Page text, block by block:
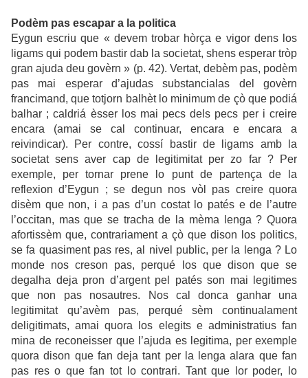
Podèm pas escapar a la politica
Eygun escriu que « devem trobar hòrça e vigor dens los
ligams qui podem bastir dab la societat, shens esperar tròp
gran ajuda deu govèrn » (p. 42). Vertat, debèm pas, podèm
pas mai esperar d’ajudas substancialas del govèrn
francimand, que totjorn balhèt lo minimum de çò que podiá
balhar ; caldriá èsser los mai pecs dels pecs per i creire
encara (amai se cal continuar, encara e encara a
reivindicar). Per contre, cossí bastir de ligams amb la
societat sens aver cap de legitimitat per zo far ? Per
exemple, per tornar prene lo punt de partença de la
reflexion d’Eygun ; se degun nos vòl pas creire quora
disèm que non, i a pas d’un costat lo patés e de l’autre
l’occitan, mas que se tracha de la mèma lenga ? Quora
afortissèm que, contrariament a çò que dison los politics,
se fa quasiment pas res, al nivel public, per la lenga ? Lo
monde nos creson pas, perqué los que dison que se
degalha deja pron d’argent pel patés son mai legitimes
que non pas nosautres. Nos cal donca ganhar una
legitimitat qu’avèm pas, perqué sèm continualament
deligitimats, amai quora los elegits e administratius fan
mina de reconeisser que l’ajuda es legitima, per exemple
quora dison que fan deja tant per la lenga alara que fan
pas res o que fan tot lo contrari. Tant que lor poder, lo